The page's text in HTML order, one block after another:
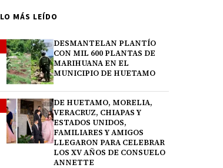
LO MÁS LEÍDO
DESMANTELAN PLANTÍO
CON MIL 600 PLANTAS DE
MARIHUANA EN EL
MUNICIPIO DE HUETAMO
DE HUETAMO, MORELIA,
VERACRUZ, CHIAPAS Y
ESTADOS UNIDOS,
FAMILIARES Y AMIGOS
LLEGARON PARA CELEBRAR
LOS XV AÑOS DE CONSUELO
ANNETTE